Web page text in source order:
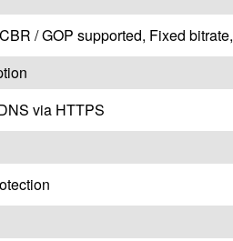
/ GOP supported, Fixed bitrate,
via HTTPS